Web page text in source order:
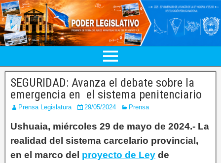
SEGURIDAD: Avanza el debate sobre la
emergencia en el sistema penitenciario
Prensa Legislatura 29/05/2024 Prensa
Ushuaia, miércoles 29 de mayo de 2024.- La
realidad del sistema carcelario provincial,
en el marco del proyecto de Ley de